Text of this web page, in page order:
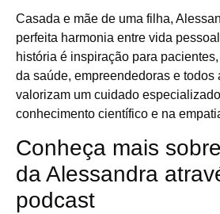
Casada e mãe de uma filha,
perfeita harmonia entre vida
história é inspiração para
da saúde, empreendedoras e todos
valorizam um cuidado
conhecimento científico e na
Conheça mais
da Alessandra
podcast